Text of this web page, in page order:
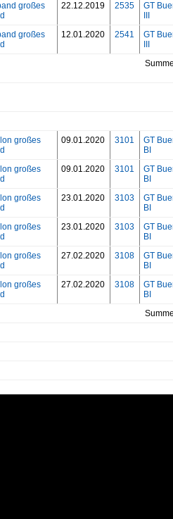
großes
22.12.2019 2535
GT
großes
12.01.2020 2541
GT
großes
09.01.2020 3101
GT
BI
großes
09.01.2020 3101
GT
BI
großes
23.01.2020 3103
GT
BI
großes
23.01.2020 3103
GT
BI
großes
27.02.2020 3108
GT
BI
großes
27.02.2020 3108
GT
BI